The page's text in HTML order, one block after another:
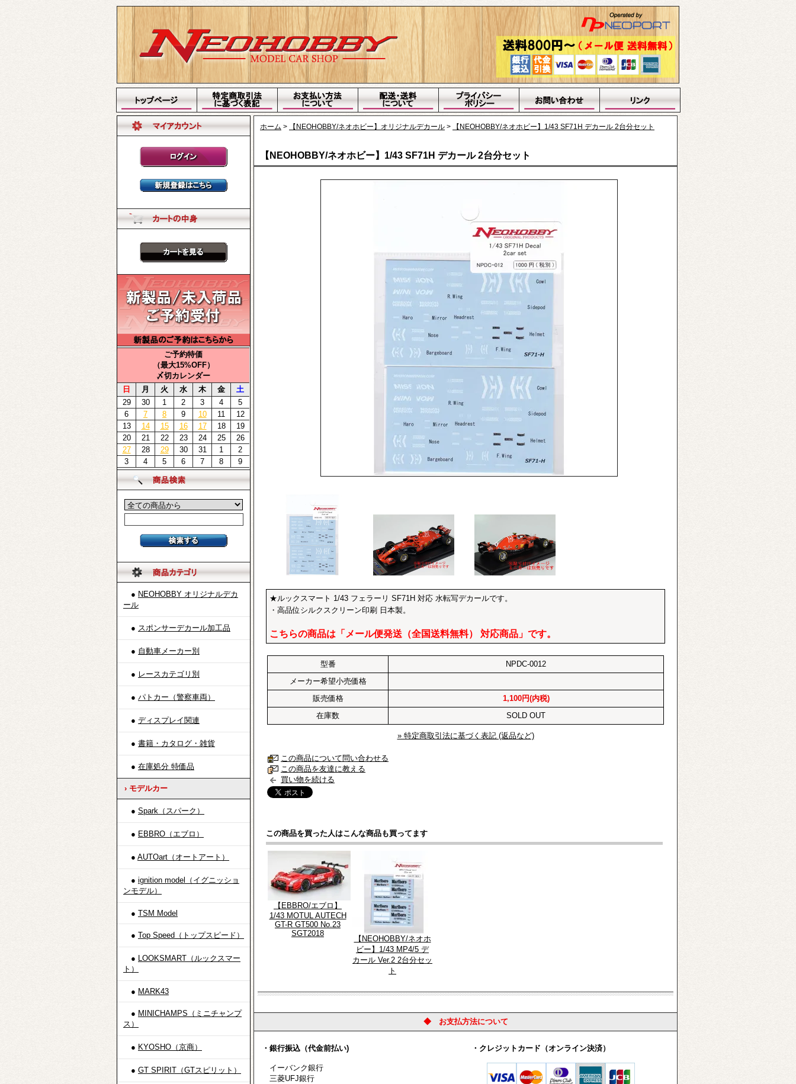
ご予約特価
（最大15%OFF）
〆切カレンダー
日
月 火 水 木 金
土
29
30 1 2 3 4
5
6
7 8 9 10 11
12
13
14 15 16 17 18
19
20
21 22 23 24 25
26
27
28 29 30 31 1
2
3
4 5 6 7 8 9
● NEOHOBBY オリジナルデカ
ール
● スポンサーデカール加工品
● 自動車メーカー別
● レースカテゴリ別
● パトカー（警察車両）
● ディスプレイ関連
● 書籍・カタログ・雑貨
● 在庫処分 特価品
› モデルカー
● Spark（スパーク）
● EBBRO（エブロ）
● AUTOart（オートアート）
● ignition model（イグニッショ
ンモデル）
● TSM Model
● Top Speed（トップスピード）
● LOOKSMART（ルックスマー
ト）
● MARK43
● MINICHAMPS（ミニチャンプ
ス）
● KYOSHO（京商）
● GT SPIRIT（GTスピリット）
ホーム > 【NEOHOBBY/ネオホビー】オリジナルデカール > 【NEOHOBBY/ネオホビー】1/43 SF71H デカール 2台分セット
【NEOHOBBY/ネオホビー】1/43 SF71H デカール 2台分セット
★ルックスマート 1/43 フェラーリ SF71H 対応 水転写デカールです。
・高品位シルクスクリーン印刷 日本製。
こちらの商品は「メール便発送（全国送料無料） 対応商品」です。
型番
NPDC-0012
メーカー希望小売価格
販売価格
1,100円(内税)
在庫数
SOLD OUT
» 特定商取引法に基づく表記 (返品など)
この商品について問い合わせる
この商品を友達に教える
買い物を続ける
この商品を買った人はこんな商品も買ってます
【EBBRO/エブロ】
1/43 MOTUL AUTECH
GT-R GT500 No.23
SGT2018
【NEOHOBBY/ネオホ
ビー】1/43 MP4/5 デ
カール Ver.2 2台分セッ
ト
◆ お支払方法について
・銀行振込（代金前払い)
イーバンク銀行
三菱UFJ銀行
・クレジットカード（オンライン決済）